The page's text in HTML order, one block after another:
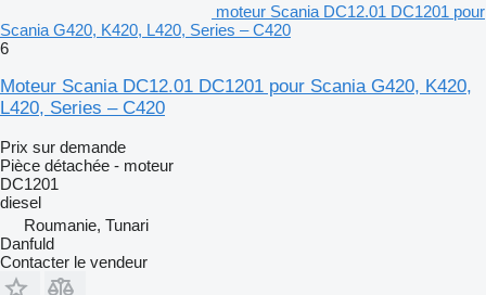
moteur Scania DC12.01 DC1201 pour
Scania G420, K420, L420, Series – C420
6
Moteur Scania DC12.01 DC1201 pour Scania G420, K420,
L420, Series – C420
Prix sur demande
Pièce détachée - moteur
DC1201
diesel
Roumanie, Tunari
Danfuld
Contacter le vendeur